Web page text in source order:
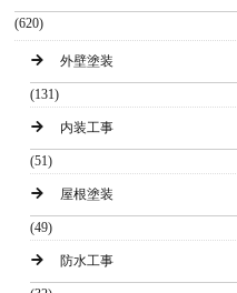
(620)
外壁塗装
(131)
内装工事
(51)
屋根塗装
(49)
防水工事